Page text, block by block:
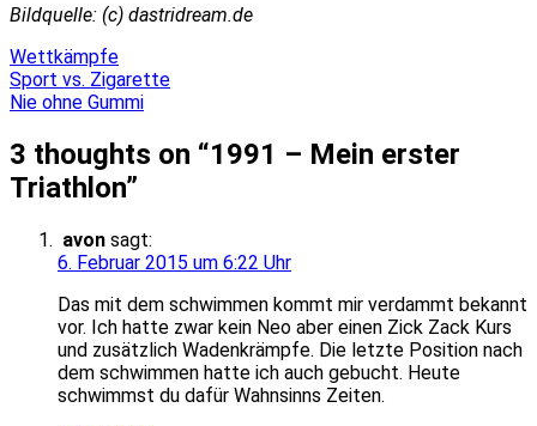
Bildquelle: (c) dastridream.de
Wettkämpfe
Beitragsnavigation
Sport vs. Zigarette
Nie ohne Gummi
3 thoughts on “1991 – Mein erster
Triathlon”
avon sagt:
6. Februar 2015 um 6:22 Uhr
Das mit dem schwimmen kommt mir verdammt bekannt
vor. Ich hatte zwar kein Neo aber einen Zick Zack Kurs
und zusätzlich Wadenkrämpfe. Die letzte Position nach
dem schwimmen hatte ich auch gebucht. Heute
schwimmst du dafür Wahnsinns Zeiten.